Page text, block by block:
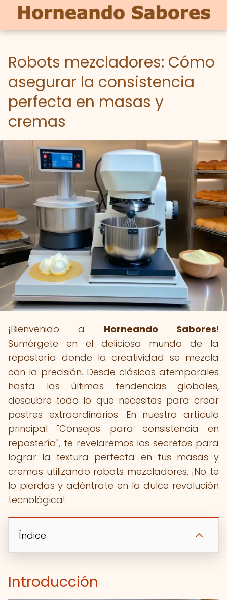
Robots mezcladores: Cómo
asegurar la consistencia
perfecta en masas y
cremas
¡Bienvenido a Horneando Sabores!
Sumérgete en el delicioso mundo de la
repostería donde la creatividad se mezcla
con la precisión. Desde clásicos atemporales
hasta las últimas tendencias globales,
descubre todo lo que necesitas para crear
postres extraordinarios. En nuestro artículo
principal "Consejos para consistencia en
repostería", te revelaremos los secretos para
lograr la textura perfecta en tus masas y
cremas utilizando robots mezcladores. ¡No te
lo pierdas y adéntrate en la dulce revolución
tecnológica!
Índice
Introducción